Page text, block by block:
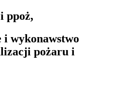
ppoż,
wykonawstwo
pożaru i